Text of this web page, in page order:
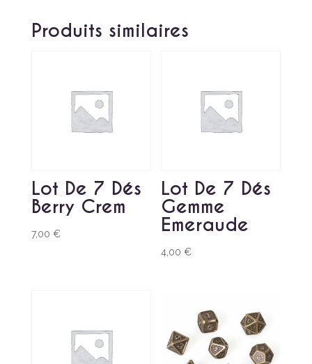
Produits similaires
Lot De 7 Dés
Berry Crem
7,00 €
Lot De 7 Dés
Gemme
Emeraude
4,00€